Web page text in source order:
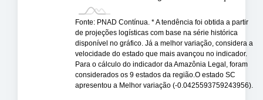
Fonte: PNAD Contínua. * A tendência foi obtida a partir
de projeções logísticas com base na série histórica
disponível no gráfico. Já a melhor variação, considera a
velocidade do estado que mais avançou no indicador.
Para o cálculo do indicador da Amazônia Legal, foram
considerados os 9 estados da região.O estado SC
apresentou a Melhor variação (-0.0425593759243956).